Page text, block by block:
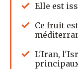
Elle est
Ce fruit
L'Iran,